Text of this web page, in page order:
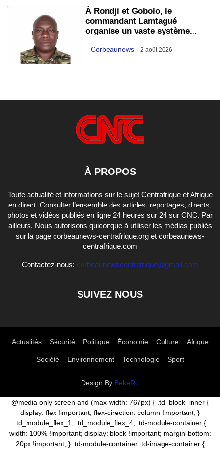
À Rondji et Gobolo, le
commandant Lamtagué
organise un vaste système...
Corbeaunews - 2 août 2026
À PROPOS
Toute actualité et informations sur le sujet Centrafrique et Afrique
en direct. Consulter l’ensemble des articles, reportages, directs,
photos et vidéos publiés en ligne 24 heures sur 24 sur CNC. Par
ailleurs, Nous autorisons quiconque à utiliser les médias publiés
sur la page corbeaunews-centrafrique.org et corbeaunews-
centrafrique.com
Contactez-nous: corbeaunewscentrafrique@gmail.com
SUIVEZ NOUS
Actualités Sécurité Politique Économie Culture Afrique
Société Environnement Technologie Sport
Design By BekeRo
@media only screen and (max-width: 767px) { .td_block_inner {
display: flex !important; flex-direction: column !important; }
.td_module_flex_1, .td_module_flex_4, .td-module-container {
width: 100% !important; display: block !important; margin-bottom:
20px !important; } .td-module-container .td-image-container {